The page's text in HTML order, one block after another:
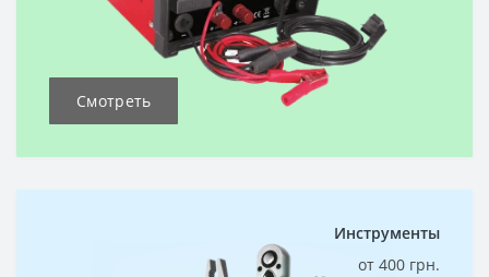
Смотреть
Инструменты
от 400 грн.